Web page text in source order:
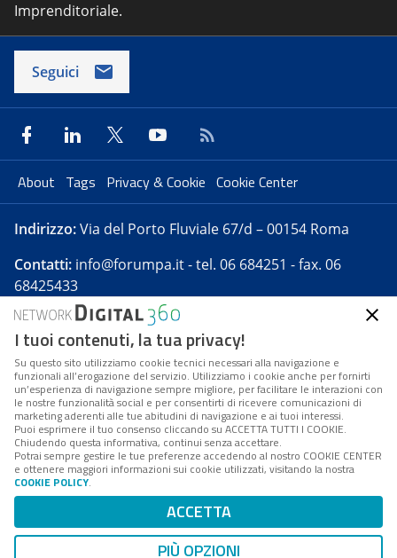
Imprenditoriale.
Seguici
About Tags Privacy & Cookie Cookie Center
Indirizzo:Via del Porto Fluviale 67/d – 00154 Roma
Contatti: info@forumpa.it- tel. 06 684251 - fax. 06
68425433
Forumpa.itè una pubblicazione telematica iscritta
presso Registro della stampa del Tribunale di Roma -
Reg. n. 182 del 2 maggio 2008 - Direttore resp. Michela
Stentella
FPA s.r.l. è società soggetta a Direzione e
Coordinamento da parte di Digital360 S.p.A. - FPA s.r.l.
è un'azienda certificata per il sistema di management
Codice Fiscale/Partita IVA n. 10693191008 - R.E.A. Roma
n. 1249791. ISP AWS
Mappa del sito
I tuoi contenuti, la tua privacy!
Su questo sito utilizziamo cookie tecnici necessari alla navigazione e
funzionali all’erogazione del servizio. Utilizziamo i cookie anche per fornirti
un’esperienza di navigazione sempre migliore, per facilitare le interazioni con
le nostre funzionalità social e per consentirti di ricevere comunicazioni di
marketing aderenti alle tue abitudini di navigazione e ai tuoi interessi.
Puoi esprimere il tuo consenso cliccando su ACCETTA TUTTI I COOKIE.
Chiudendo questa informativa, continui senza accettare.
Potrai sempre gestire le tue preferenze accedendo al nostro COOKIE CENTER
e ottenere maggiori informazioni sui cookie utilizzati, visitando la nostra
COOKIE POLICY.
ACCETTA
PIÙ OPZIONI